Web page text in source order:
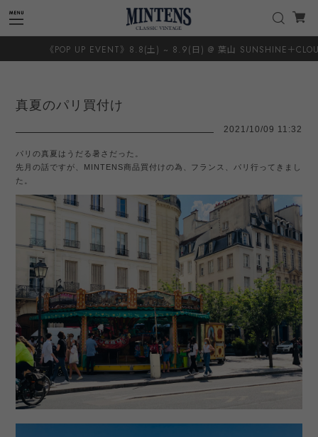
》8.8(土) ~ 8.9(日) @ 葉山 SUNSHINE＋CLOUD 8.20(木) ~ 8.23(
真夏のパリ買付け
2021/10/09 11:32
パリの真夏はうだる暑さだった。
先月の話ですが、MINTENS商品買付けの為、フランス、パリ行ってきまし
た。